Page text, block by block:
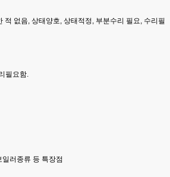
적 없음, 상태양호, 상태적정, 부분수리 필요, 수리필
필요함.
러종류 등 특장점